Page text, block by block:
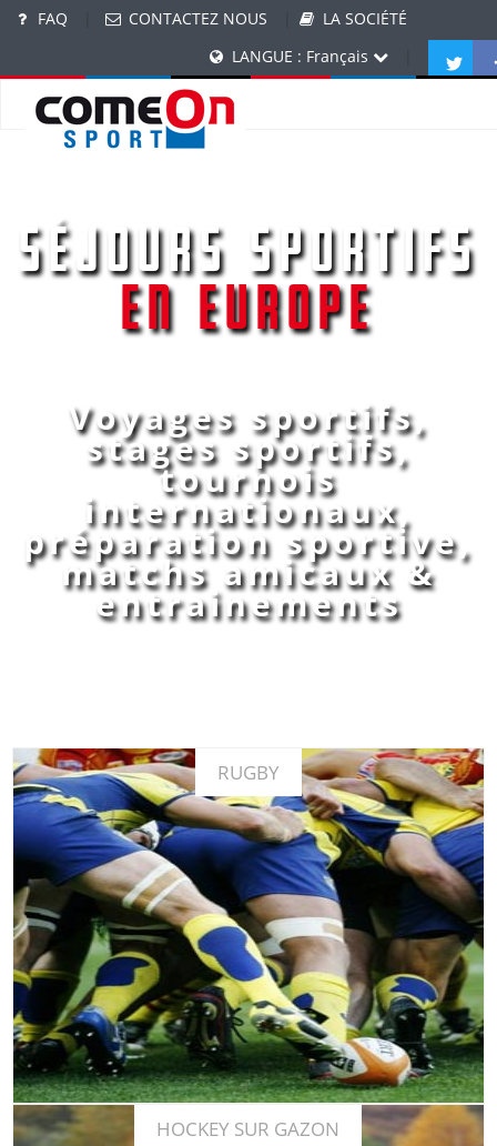
FAQ CONTACTEZ NOUS
LA SOCIÉTÉ
LANGUE : Français
Séjours Sportifs
en Europe
Voyages sportifs,
stages sportifs,
tournois
internationaux,
préparation sportive,
matchs amicaux &
entrainements
RUGBY
Découvrez notre expertise et nos exemples de séjours
En savoir plus
HOCKEY SUR GAZON